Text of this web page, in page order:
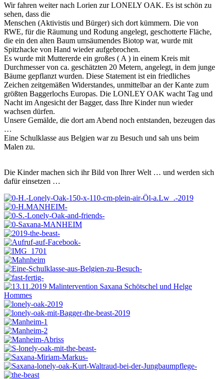
Wir fahren weiter nach Lorien zur LONELY OAK. Es ist schön zu
sehen, dass die
Menschen (Aktivistis und Bürger) sich dort kümmern. Die von
RWE, für die Räumung und Rodung angelegt, geschotterte Fläche,
die ein den alten Baum umsäumendes Biotop war, wurde mit
Spitzhacke von Hand wieder aufgebrochen.
Es wurde mit Muttererde ein großes ( A ) in einem Kreis mit
Durchmesser von ca. geschätzten 20 Metern, angelegt, in dem junge
Bäume gepflanzt wurden. Diese Statement ist ein friedliches
Zeichen zeitgemäßen Widerstandes, unmittelbar an der Kante zum
größten Baggerlochs Europas. Die LONLEY OAK wacht Tag und
Nacht im Angesicht der Bagger, dass Ihre Kinder nun wieder
wachsen dürfen.
Unsere Gemälde, die dort am Abend noch entstanden, bezeugen das
…
Eine Schulklasse aus Belgien war zu Besuch und sah uns beim
Malen zu.
Die Kinder machen sich ihr Bild von Ihrer Welt … und werden sich
dafür einsetzen …